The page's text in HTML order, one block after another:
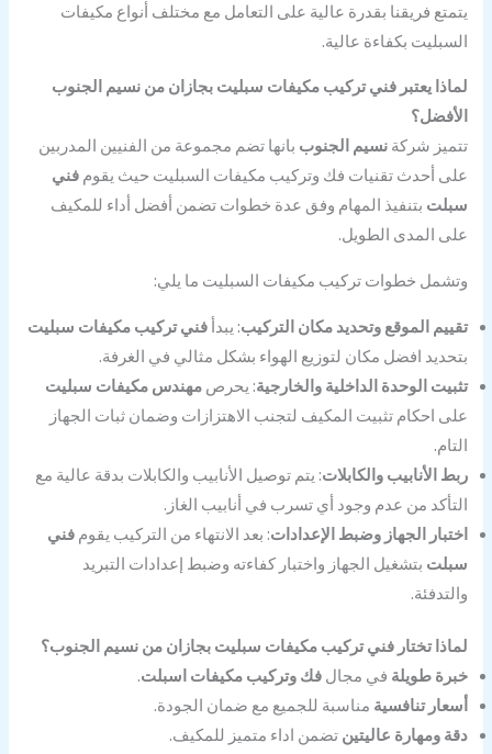
يتمتع فريقنا بقدرة عالية على التعامل مع مختلف أنواع مكيفات
السبليت بكفاءة عالية.
لماذا يعتبر فني تركيب مكيفات سبليت بجازان من نسيم الجنوب
الأفضل؟
تتميز شركةنسيم الجنوب بانها تضم مجموعة من الفنيين المدربين
على أحدث تقنيات فك وتركيب مكيفات السبليت حيث يقومفني
سبلت بتنفيذ المهام وفق عدة خطوات تضمن أفضل أداء للمكيف
على المدى الطويل.
وتشمل خطوات تركيب مكيفات السبليت ما يلي:
تقييم الموقع وتحديد مكان التركيب: يبدأفني تركيب مكيفات سبليت
بتحديد افضل مكان لتوزيع الهواء بشكل مثالي في الغرفة.
تثبيت الوحدة الداخلية والخارجية: يحرصمهندس مكيفات سبليت
على احكام تثبيت المكيف لتجنب الاهتزازات وضمان ثبات الجهاز
التام.
ربط الأنابيب والكابلات: يتم توصيل الأنابيب والكابلات بدقة عالية مع
التأكد من عدم وجود أي تسرب في أنابيب الغاز.
اختبار الجهاز وضبط الإعدادات: بعد الانتهاء من التركيب يقومفني
سبلت بتشغيل الجهاز واختبار كفاءته وضبط إعدادات التبريد
والتدفئة.
لماذا تختار فني تركيب مكيفات سبليت بجازان من نسيم الجنوب؟
خبرة طويلة في مجالفك وتركيب مكيفات اسبلت.
أسعار تنافسية مناسبة للجميع مع ضمان الجودة.
دقة ومهارة عاليتين تضمن اداء متميز للمكيف.